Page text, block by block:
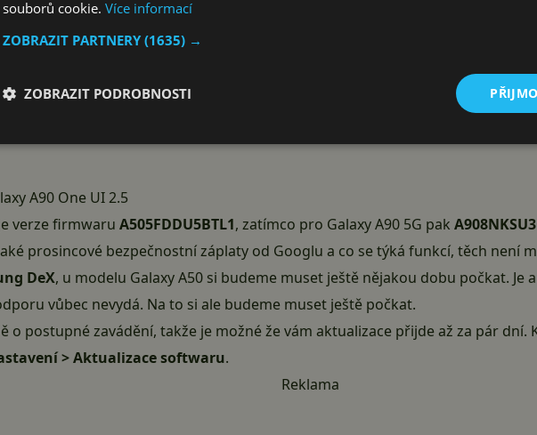
A90 One UI 2.5
verze firmwaru A505FDDU5BTL1, zatímco pro Galaxy A90 5G pak
prosincové bezpečnostní záplaty od Googlu a co se týká funkcí, těch není
DeX, u modelu Galaxy A50 si budeme muset ještě nějakou dobu počkat. Je
vůbec nevydá. Na to si ale budeme muset ještě počkat.
o postupné zavádění, takže je možné že vám aktualizace přijde až za pár dní.
> Aktualizace softwaru.
Reklama
souborů cookie. Více informací
ZOBRAZIT PARTNERY(1635) →
ZOBRAZIT PODROBNOSTI